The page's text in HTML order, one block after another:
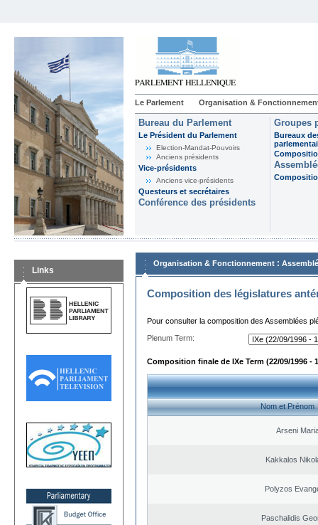
Le Parlement Organisation &
Bureau du Parlement
Le Président du Parlement
Election-Mandat-Pouvoirs
Anciens présidents
Vice-présidents
Anciens vice-présidents
Questeurs et secrétaires
Conférence des présidents
Groupes
Bureaux
Links
Organisation & Fonctionnement :
Composition des législatures
Pour consulter la composition des Assemblées
Plenum Term:
Composition finale de IXe Term (22/09/1996 -
Nom et Prénom
Arseni
Kakkalos
Polyzos
Paschalidis